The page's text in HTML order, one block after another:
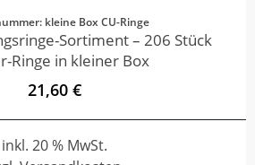
kleine Box CU-Ringe
Sortiment – 206 Stück
Ringe in kleiner Box
21,60 €
inkl. 20 % MwSt.